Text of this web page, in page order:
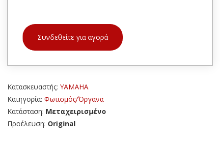
Συνδεθείτε για αγορά
Κατασκευαστής: YAMAHA
Κατηγορία: Φωτισμός/Όργανα
Κατάσταση: Μεταχειρισμένο
Προέλευση: Original